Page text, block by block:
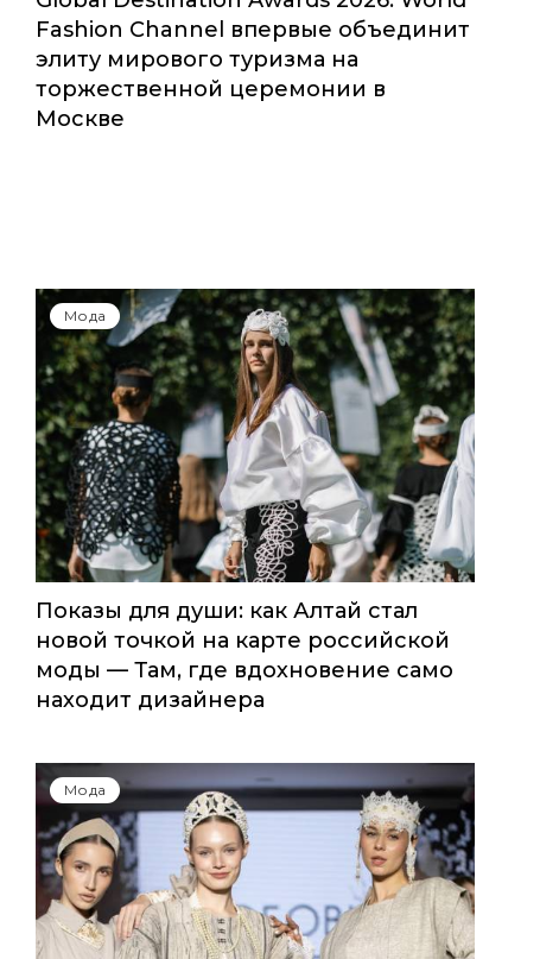
Fashion Channel впервые объединит
элиту мирового туризма на
торжественной церемонии в
Москве
Мода
Показы для души: как Алтай стал
новой точкой на карте российской
моды — Там, где вдохновение само
находит дизайнера
Мода